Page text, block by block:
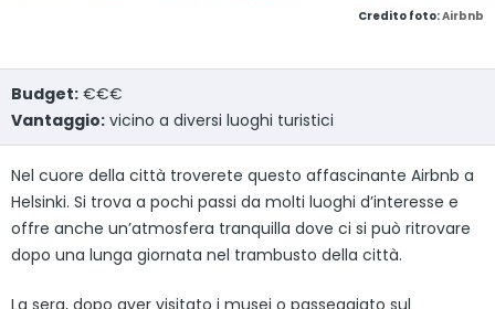
Credito foto:Airbnb
Budget: €€€
Vantaggio: vicino a diversi luoghi turistici
Nel cuore della città troverete questo affascinante Airbnb a
Helsinki. Si trova a pochi passi da molti luoghi d’interesse e
offre anche un’atmosfera tranquilla dove ci si può ritrovare
dopo una lunga giornata nel trambusto della città.